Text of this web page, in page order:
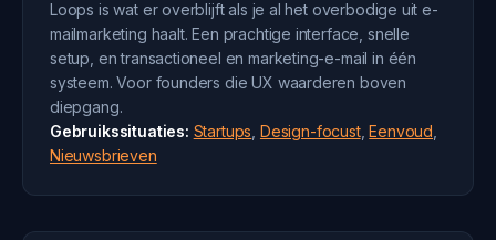
Loops is wat er overblijft als je al het overbodige uit e-
mailmarketing haalt. Een prachtige interface, snelle
setup, en transactioneel en marketing-e-mail in één
systeem. Voor founders die UX waarderen boven
diepgang.
Gebruikssituaties: Startups Design-focust,Eenvoud
Nieuwsbrieven